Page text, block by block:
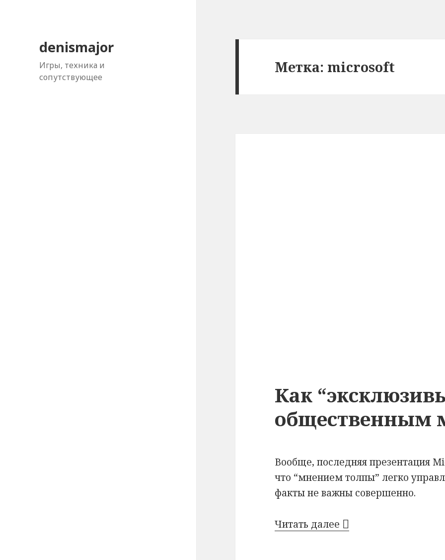
denismajor
Игры, техника и
сопутствующее
Метка: microsoft
Как
общественным
Вообще, последняя презентация
что “мнением толпы” легко
факты не важны совершенно.
Читать далее Как “эксклюзивы”